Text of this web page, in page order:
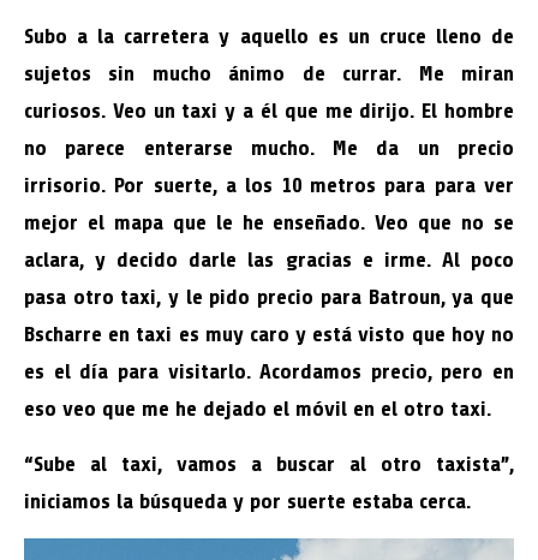
Subo a la carretera y aquello es un cruce lleno de
sujetos sin mucho ánimo de currar. Me miran
curiosos. Veo un taxi y a él que me dirijo. El hombre
no parece enterarse mucho. Me da un precio
irrisorio. Por suerte, a los 10 metros para para ver
mejor el mapa que le he enseñado. Veo que no se
aclara, y decido darle las gracias e irme. Al poco
pasa otro taxi, y le pido precio para Batroun, ya que
Bscharre en taxi es muy caro y está visto que hoy no
es el día para visitarlo. Acordamos precio, pero en
eso veo que me he dejado el móvil en el otro taxi.
“Sube al taxi, vamos a buscar al otro taxista”,
iniciamos la búsqueda y por suerte estaba cerca.